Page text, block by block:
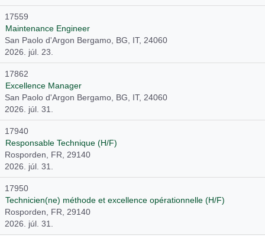
17559
Maintenance Engineer
San Paolo d'Argon Bergamo, BG, IT, 24060
2026. júl. 23.
17862
Excellence Manager
San Paolo d'Argon Bergamo, BG, IT, 24060
2026. júl. 31.
17940
Responsable Technique (H/F)
Rosporden, FR, 29140
2026. júl. 31.
17950
Technicien(ne) méthode et excellence opérationnelle (H/F)
Rosporden, FR, 29140
2026. júl. 31.